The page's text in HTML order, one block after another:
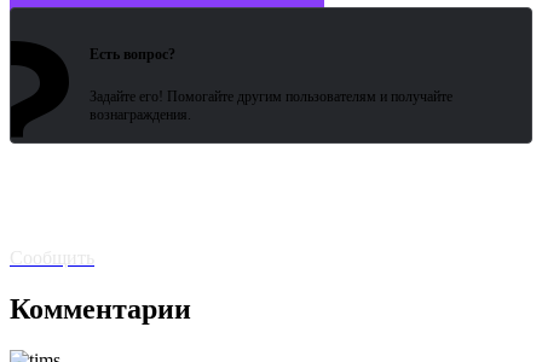
Есть вопрос?
Задайте его! Помогайте другим пользователям и получайте
вознаграждения.
Сообщить
Комментарии